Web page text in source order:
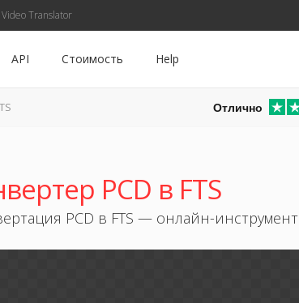
Video Translator
API Стоимость Help
Отлично
PCD в FTS
PCD в FTS — онлайн-инструмент